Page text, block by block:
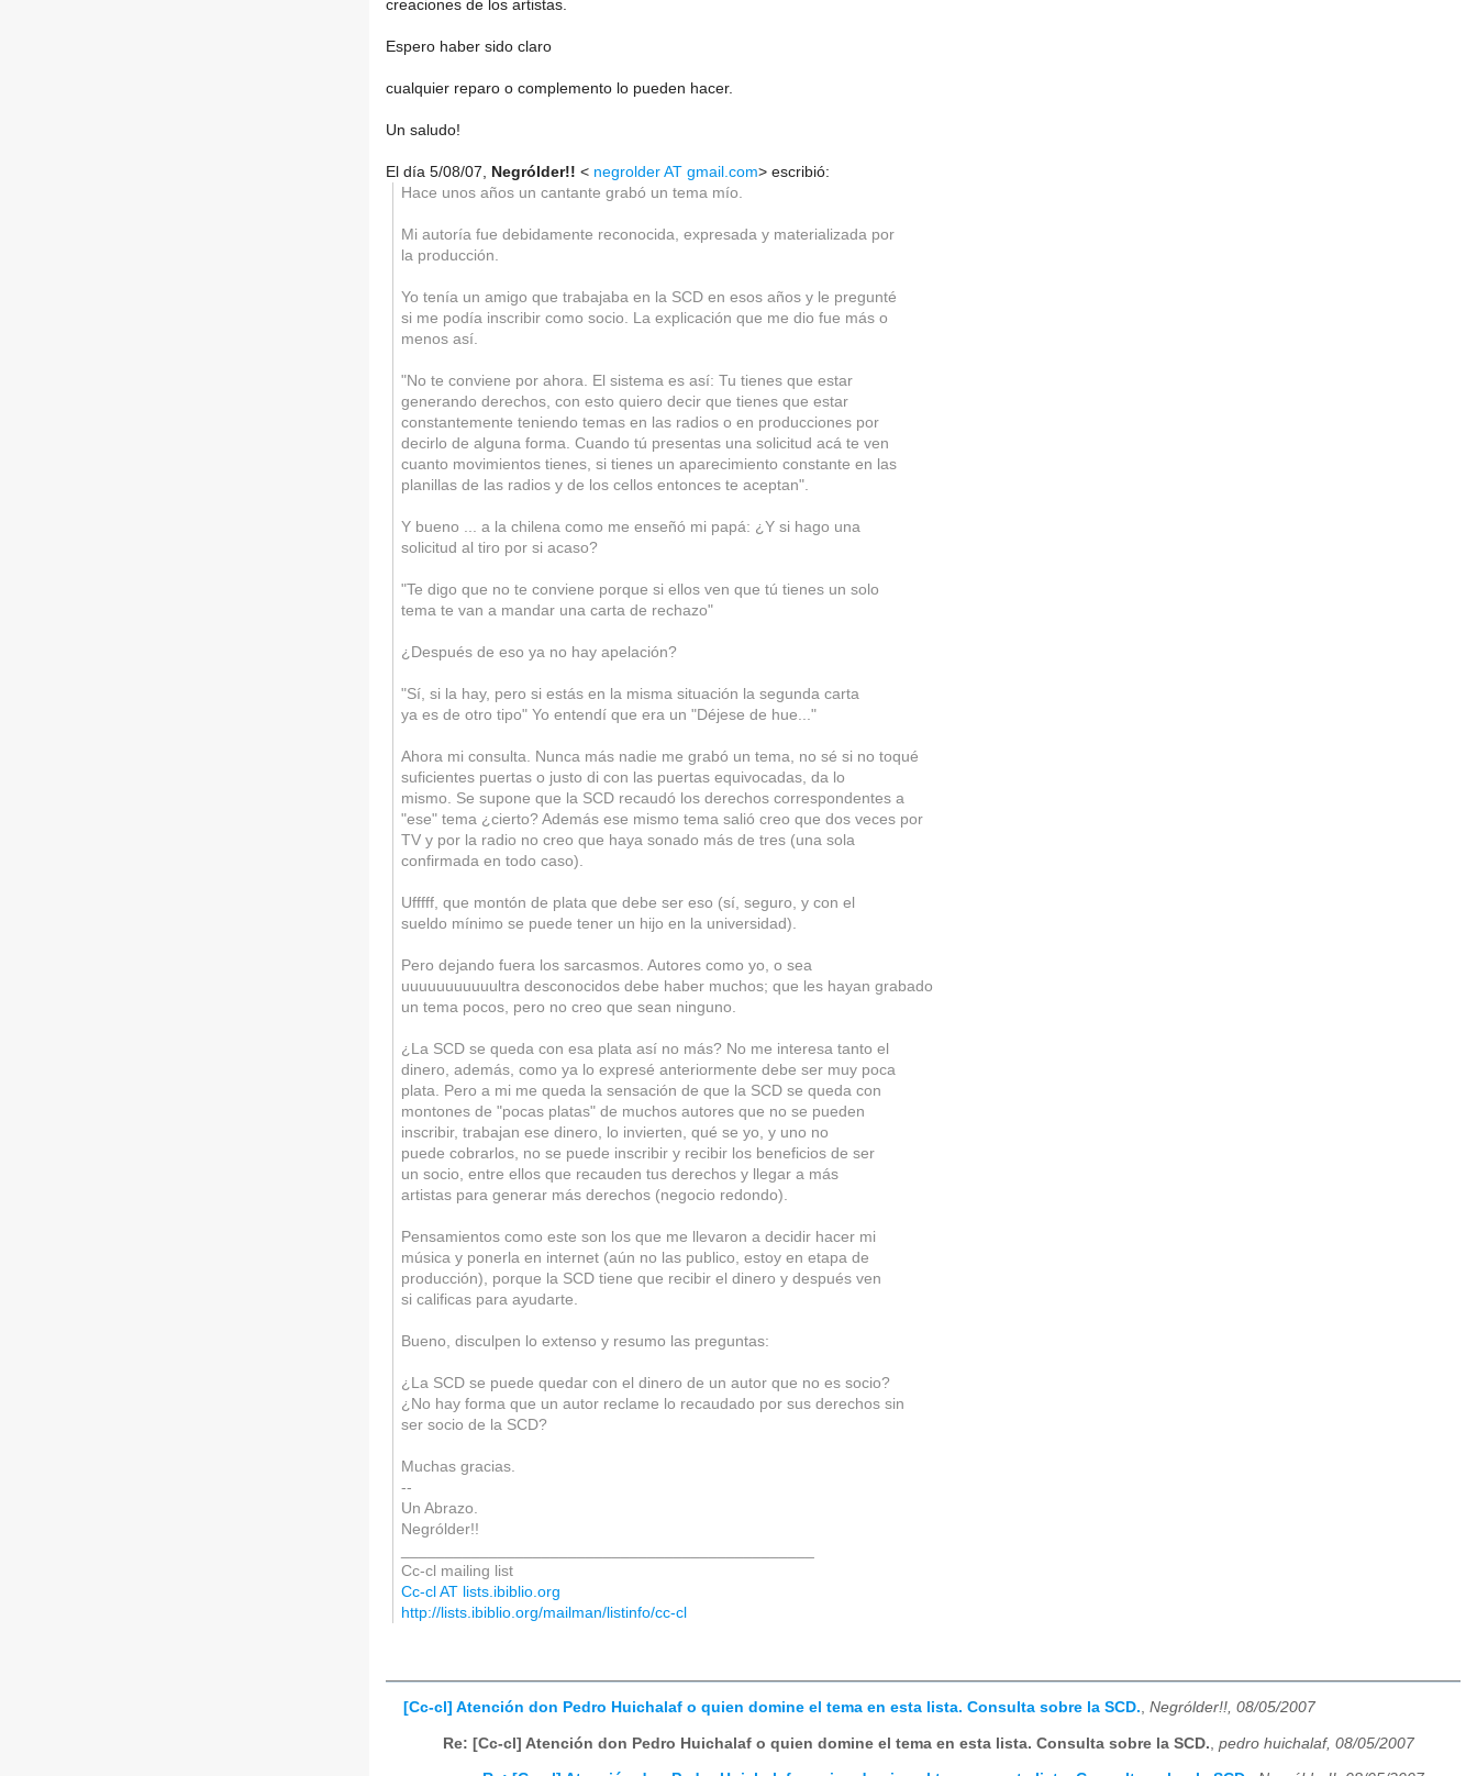
creaciones de los artistas.
Espero haber sido claro
cualquier reparo o complemento lo pueden hacer.
Un saludo!
El día 5/08/07, Negrólder!! < negrolder AT gmail.com> escribió:
Hace unos años un cantante grabó un tema mío.
Mi autoría fue debidamente reconocida, expresada y materializada por
la producción.
Yo tenía un amigo que trabajaba en la SCD en esos años y le pregunté
si me podía inscribir como socio. La explicación que me dio fue más o
menos así.
"No te conviene por ahora. El sistema es así: Tu tienes que estar
generando derechos, con esto quiero decir que tienes que estar
constantemente teniendo temas en las radios o en producciones por
decirlo de alguna forma. Cuando tú presentas una solicitud acá te ven
cuanto movimientos tienes, si tienes un aparecimiento constante en las
planillas de las radios y de los cellos entonces te aceptan".
Y bueno ... a la chilena como me enseñó mi papá: ¿Y si hago una
solicitud al tiro por si acaso?
"Te digo que no te conviene porque si ellos ven que tú tienes un solo
tema te van a mandar una carta de rechazo"
¿Después de eso ya no hay apelación?
"Sí, si la hay, pero si estás en la misma situación la segunda carta
ya es de otro tipo" Yo entendí que era un "Déjese de hue..."
Ahora mi consulta. Nunca más nadie me grabó un tema, no sé si no toqué
suficientes puertas o justo di con las puertas equivocadas, da lo
mismo. Se supone que la SCD recaudó los derechos correspondentes a
"ese" tema ¿cierto? Además ese mismo tema salió creo que dos veces por
TV y por la radio no creo que haya sonado más de tres (una sola
confirmada en todo caso).
Ufffff, que montón de plata que debe ser eso (sí, seguro, y con el
sueldo mínimo se puede tener un hijo en la universidad).
Pero dejando fuera los sarcasmos. Autores como yo, o sea
uuuuuuuuuuultra desconocidos debe haber muchos; que les hayan grabado
un tema pocos, pero no creo que sean ninguno.
¿La SCD se queda con esa plata así no más? No me interesa tanto el
dinero, además, como ya lo expresé anteriormente debe ser muy poca
plata. Pero a mi me queda la sensación de que la SCD se queda con
montones de "pocas platas" de muchos autores que no se pueden
inscribir, trabajan ese dinero, lo invierten, qué se yo, y uno no
puede cobrarlos, no se puede inscribir y recibir los beneficios de ser
un socio, entre ellos que recauden tus derechos y llegar a más
artistas para generar más derechos (negocio redondo).
Pensamientos como este son los que me llevaron a decidir hacer mi
música y ponerla en internet (aún no las publico, estoy en etapa de
producción), porque la SCD tiene que recibir el dinero y después ven
si calificas para ayudarte.
Bueno, disculpen lo extenso y resumo las preguntas:
¿La SCD se puede quedar con el dinero de un autor que no es socio?
¿No hay forma que un autor reclame lo recaudado por sus derechos sin
ser socio de la SCD?
Muchas gracias.
--
Un Abrazo.
Negrólder!!
Cc-cl mailing list
Cc-cl AT lists.ibiblio.org
http://lists.ibiblio.org/mailman/listinfo/cc-cl
[Cc-cl] Atención don Pedro Huichalaf o quien domine el tema en esta lista. Consulta sobre la SCD., Negrólder!!, 08/05/2007
Re: [Cc-cl] Atención don Pedro Huichalaf o quien domine el tema en esta lista. Consulta sobre la SCD. pedro huichalaf, 08/05/2007